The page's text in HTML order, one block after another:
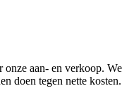
aan- en verkoop. We
doen tegen nette kosten.